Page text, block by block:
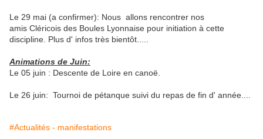
Le 29 mai (a confirmer): Nous allons rencontrer nos
amis Cléricois des Boules Lyonnaise pour initiation à cette
discipline. Plus d' infos très bientôt.....
Animations de Juin:
Le 05 juin : Descente de Loire en canoë.
Le 26 juin: Tournoi de pétanque suivi du repas de fin d' année....
#Actualités - manifestations